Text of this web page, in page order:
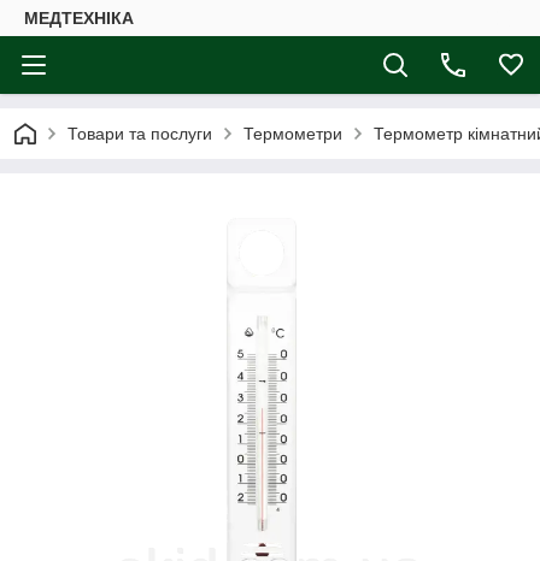
МЕДТЕХНІКА
Товари та послуги Термометри Термометр